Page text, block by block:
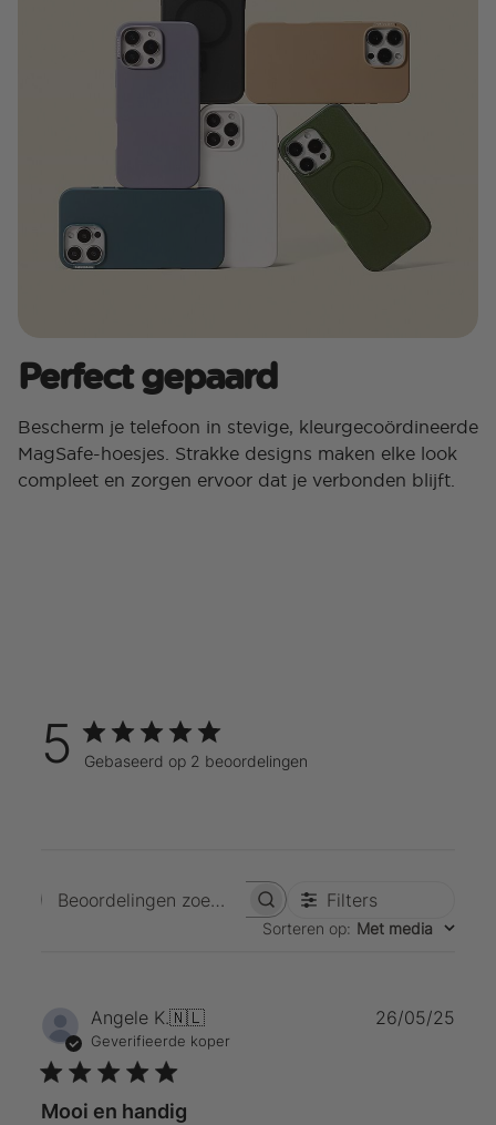
Perfect gepaard
Bescherm je telefoon in stevige, kleurgecoördineerde
MagSafe-hoesjes. Strakke designs maken elke look
compleet en zorgen ervoor dat je verbonden blijft.
5 Gebaseerd op 2 beoordelingen
Beoordelingen zoekenFilters
Sorteren op: Met media
Angele K.🇳🇱
Geverifieerde koper
Mooi en handig
26/05/25